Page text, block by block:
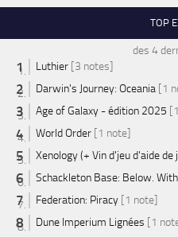
TOP
des 4
Luthier [3 notes]
Darwin's Journey: Oceania [1
Age of Galaxy - édition 2025
World Order [1 note]
Xenology (+ Vin d'jeu d'aide de
Schackleton Base: Below.
Federation: Piracy [1 note]
Dune Imperium Lignées [1